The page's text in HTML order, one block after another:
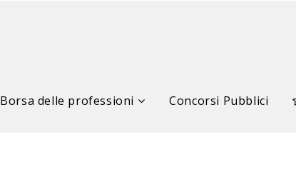
Borsa delle professioni Concorsi Pubblici